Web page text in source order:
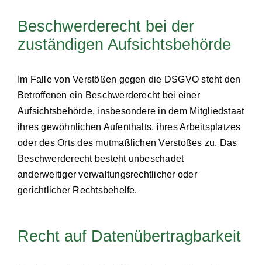
Beschwerderecht bei der
zuständigen Aufsichtsbehörde
Im Falle von Verstößen gegen die DSGVO steht den
Betroffenen ein Beschwerderecht bei einer
Aufsichtsbehörde, insbesondere in dem Mitgliedstaat
ihres gewöhnlichen Aufenthalts, ihres Arbeitsplatzes
oder des Orts des mutmaßlichen Verstoßes zu. Das
Beschwerderecht besteht unbeschadet
anderweitiger verwaltungsrechtlicher oder
gerichtlicher Rechtsbehelfe.
Recht auf Datenübertragbarkeit